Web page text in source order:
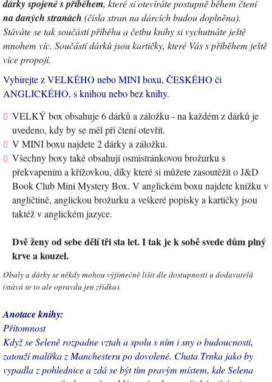
dárky spojené s příběhem, které si otevíráte postupně během čtení
na daných stranách (čísla stran na dárcích budou doplněna).
Stáváte se tak součástí příběhu a četbu knihy si vychutnáte ještě
mnohem víc. Součástí dárků jsou kartičky, které Vás s příběhem ještě
více propojí.
Vybírejte z VELKÉHO nebo MINI boxu, ČESKÉHO či
ANGLICKÉHO, s knihou nebo bez knihy.
VELKÝ box obsahuje 6 dárků a záložku - na každém z dárků je
uvedeno, kdy by se měl při čtení otevřít.
V MINI boxu najdete 2 dárky a záložku.
Všechny boxy také obsahují osmistránkovou brožurku s
překvapením a křížovkou, díky které si můžete zasoutěžit o J&D
Book Club Mini Mystery Box. V anglickém boxu najdete knížku v
angličtině, anglickou brožurku a veškeré popisky a kartičky jsou
taktéž v anglickém jazyce.
Dvě ženy od sebe dělí tři sta let. I tak je k sobě svede dům plný
krve a kouzel.
Obaly a dárky se někdy mohou výjimečně lišit dle dostupnosti u dodavatelů
(stává se to ale opravdu jen zřídka).
Anotace knihy:
Přítomnost
Když se Seleně rozpadne vztah a spolu s ním i sny o budoucnosti,
zatouží malířka z Manchesteru po dovolené. Chata Trnka jako by
vypadla z pohlednice a zdá se být tím pravým místem, kde Selena